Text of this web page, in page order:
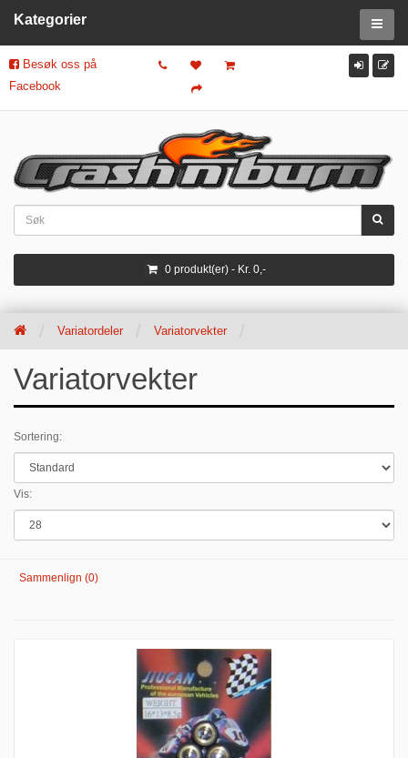
Besøk oss på
Facebook
0 produkt(er) - Kr. 0,-
Kategorier
Variatordeler Variatorvekter
Variatorvekter
Sortering:
Vis:
Sammenlign (0)